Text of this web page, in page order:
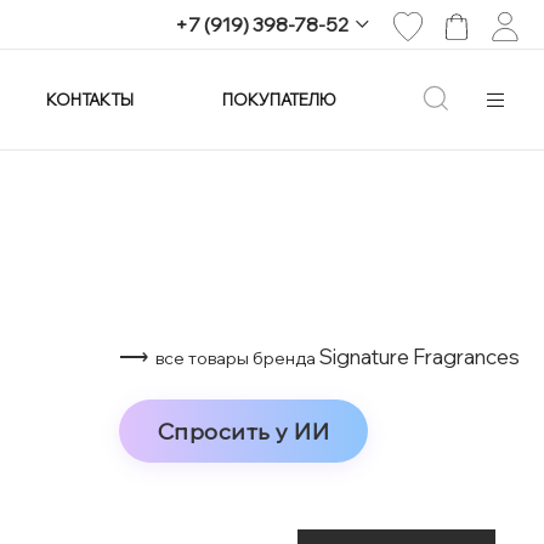
+7 (919) 398-78-52
+7 (919) 398-78-52
КОНТАКТЫ ПОКУПАТЕЛЮ
⟶ все товары бренда Signature Fragrances
Спросить у ИИ